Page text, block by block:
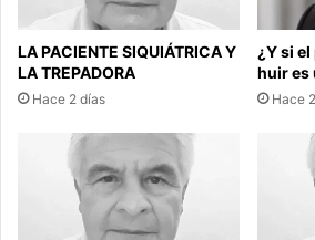
LA PACIENTE SIQUIÁTRICA Y
LA TREPADORA
Hace 2 días
¿Y si
huir es
Hace